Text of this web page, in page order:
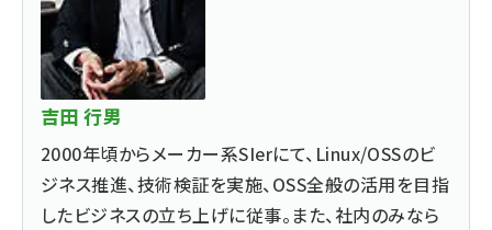
吉田 行男
2000年頃からメーカー系SIerにて、Linux/OSSのビ
ジネス推進、技術検証を実施、OSS全般の活用を目指
したビジネスの立ち上げに従事。また、社内のみなら